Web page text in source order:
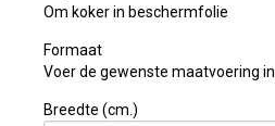
Om koker in beschermfolie
Formaat
Voer de gewenste maatvoering in
Breedte (cm.)